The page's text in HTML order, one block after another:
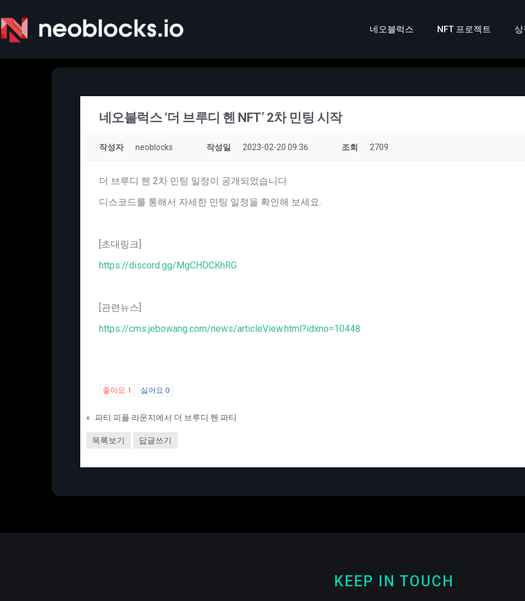
네오블럭스 NFT 프로젝트 상
네오블럭스 ‘더 브루디 헨 NFT’ 2차 민팅 시작
작성자 neoblocks 작성일 2023-02-20 09:36 조회 2709
더 브루디 헨 2차 민팅 일정이 공개되었습니다.
디스코드를 통해서 자세한 민팅 일정을 확인해 보세요.
[초대링크]
https://discord.gg/MgCHDCKhRG
[관련뉴스]
https://cms.jebowang.com/news/articleView.html?idxno=10448
좋아요 1 싫어요 0
« 파티 피플 라운지에서 더 브루디 헨 파티
목록보기 답글쓰기
KEEP IN TOUCH